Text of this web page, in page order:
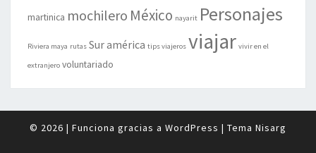
martinica mochilero México nayarit Personajes
Riviera maya rutas Sur américa tips viajeros viajar vivir en el
extranjero voluntariado
© 2026 | Funciona gracias a WordPress | Tema Nisarg